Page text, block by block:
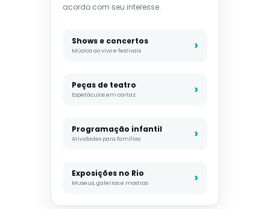
acordo com seu interesse.
Shows e concertos
Música ao vivo e festivais
Peças de teatro
Espetáculos em cartaz
Programação infantil
Atividades para famílias
Exposições no Rio
Museus, galerias e mostras